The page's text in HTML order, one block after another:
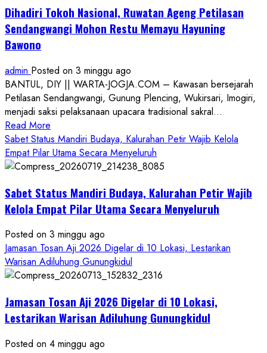
Dihadiri Tokoh Nasional, Ruwatan Ageng Petilasan
Sendangwangi Mohon Restu Memayu Hayuning
Bawono
admin Posted on 3 minggu ago
BANTUL, DIY || WARTA-JOGJA.COM – Kawasan bersejarah
Petilasan Sendangwangi, Gunung Plencing, Wukirsari, Imogiri,
menjadi saksi pelaksanaan upacara tradisional sakral...
Read More
more
about
Dihadiri
Nasional,
Ruwatan
Petilasan
Sendangwangi
Mohon
Restu
Hayuning
Bawono
Sabet Status Mandiri Budaya, Kalurahan Petir Wajib Kelola
Empat Pilar Utama Secara Menyeluruh
Sabet Status Mandiri Budaya, Kalurahan Petir Wajib
Kelola Empat Pilar Utama Secara Menyeluruh
Posted on 3 minggu ago
Jamasan Tosan Aji 2026 Digelar di 10 Lokasi, Lestarikan
Warisan Adiluhung Gunungkidul
Jamasan Tosan Aji 2026 Digelar di 10 Lokasi,
Lestarikan Warisan Adiluhung Gunungkidul
Posted on 4 minggu ago